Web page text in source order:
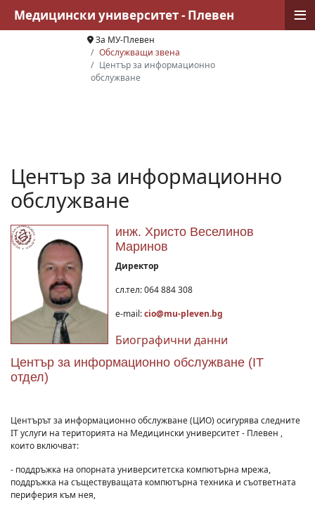
За МУ-Плевен
Обслужващи звена
Център за информационно
обслужване
Център за информационно
обслужване
инж. Христо Веселинов
Маринов
Директор
сл.тел: 064 884 308
e-mail:cio@mu-pleven.bg
Биографични данни
Център за информационно обслужване (IT
отдел)
Центърът за информационно обслужване (ЦИО) осигурява следните
IT услуги на територията на Медицински университет - Плевен ,
които включват:
- поддръжка на опорната университетска компютърна мрежа,
поддръжка на съществуващата компютърна техника и съответната
периферия към нея,
Медицински университет - Плевен ≡